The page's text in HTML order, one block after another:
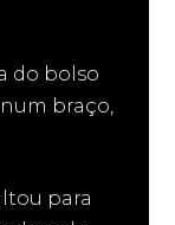
do bolso
braço,
para